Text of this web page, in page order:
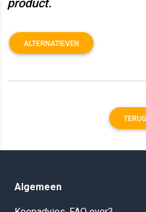
product.
ALTERNATIEVEN
TERUG
Algemeen